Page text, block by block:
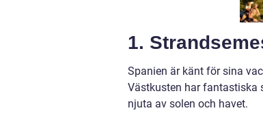
1.
Spanien är känt för sina
Västkusten har fantastiska
njuta av solen och havet.